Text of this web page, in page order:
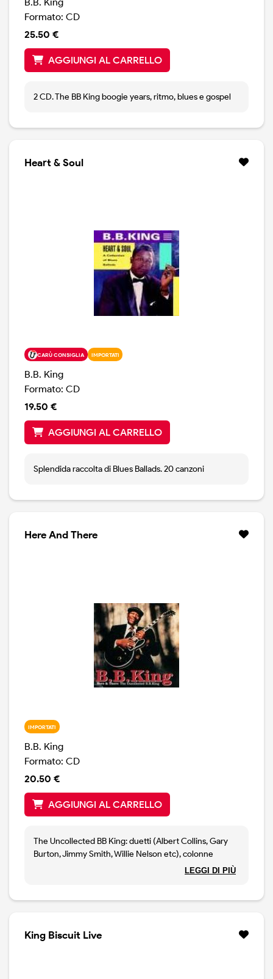
Formato: CD
25.50 €
AGGIUNGI AL CARRELLO
2 CD. The BB King boogie years, ritmo, blues e gospel
Heart & Soul
CARÙ CONSIGLIA IMPORTATI
B.B. King
Formato: CD
19.50 €
AGGIUNGI AL CARRELLO
Splendida raccolta di Blues Ballads. 20 canzoni
Here And There
IMPORTATI
B.B. King
Formato: CD
20.50 €
AGGIUNGI AL CARRELLO
The Uncollected BB King: duetti (Albert Collins, Gary
Burton, Jimmy Smith, Willie Nelson etc), colonne
LEGGI DI PIÙ
King Biscuit Live